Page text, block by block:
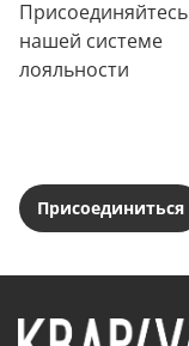
нашей системе
лояльности
Присоединиться